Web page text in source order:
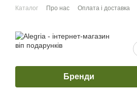
Перейти до основного контенту
Каталог Про нас Оплата і доставка
Бренди